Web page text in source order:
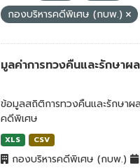
กองบริหารคดีพิเศษ (กบพ.)
มูลค่าการทวงคืนและรักษาผ
ข้อมูลสถิติการทวงคืนและรักษาผ
คดีพิเศษ
XLS CSV
กองบริหารคดีพิเศษ (กบพ.)